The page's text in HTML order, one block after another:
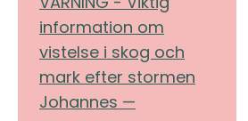
information om
vistelse i skog och
mark efter stormen
Johannes —